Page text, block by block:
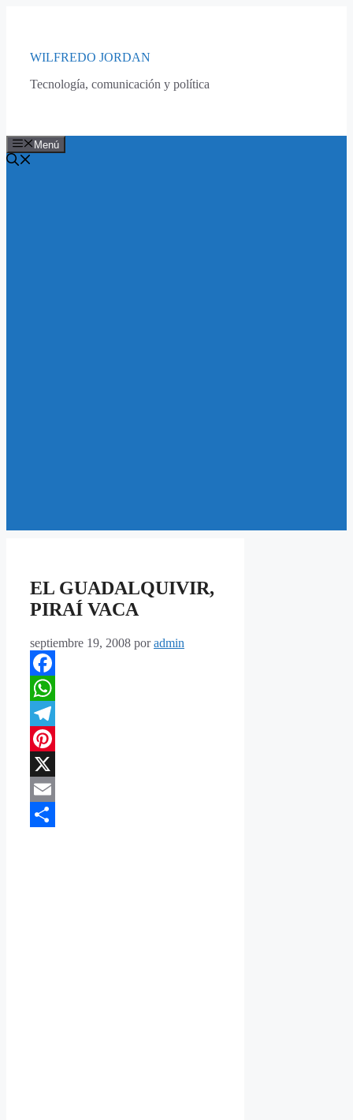
WILFREDO JORDAN
Tecnología, comunicación y política
Menú
EL GUADALQUIVIR,
PIRAÍ VACA
septiembre 19, 2008 poradmin
Facebook
WhatsApp
Telegram
Pinterest
X
Email